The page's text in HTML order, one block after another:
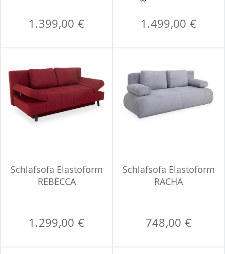
1.399,00 € 1.499,00 €
Schlafsofa Elastoform
REBECCA
1.299,00 €
Schlafsofa Elastoform
RACHA
748,00 €